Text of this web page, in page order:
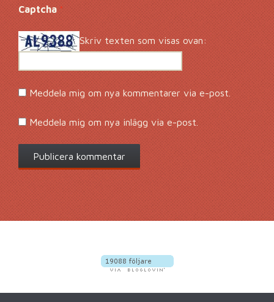
Captcha *
Skriv texten som visas ovan:
Meddela mig om nya kommentarer via e-post.
Meddela mig om nya inlägg via e-post.